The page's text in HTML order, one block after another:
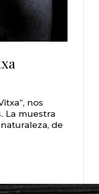
nos
La muestra
de